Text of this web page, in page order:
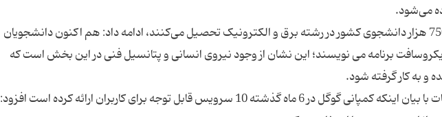
وی با بیان اینکه هم اکنون 750 هزار دانشجوی کشور در رشته برق و الکترونیک تحصیل می‌کنند، ادامه داد: هم اکنون دانشجویان
برنامه می نویسند؛ این نشان از وجود نیروی انسانی و پتانسیل فنی در این بخش است که
وزیر ارتباطات و فناوری اطلاعات با بیان اینکه کمپانی گوگل در 6 ماه گذشته 10 سرویس قابل توجه برای کاربران ارائه کرده است افزود: